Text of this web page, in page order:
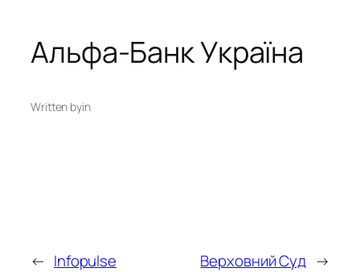
Альфа-Банк Україна
Written byin
← Infopulse Верховний Суд →